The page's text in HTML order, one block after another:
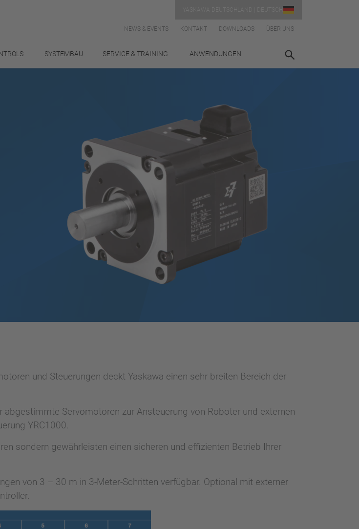
NEWS & EVENTS KONTAKT DOWNLOADS ÜBER UNS
SYSTEMBAU SERVICE & TRAINING ANWENDUNGEN
und Steuerungen deckt Yaskawa einen sehr breiten Bereich der
Servomotoren zur Ansteuerung von Roboter und externen
YRC1000.
sondern gewährleisten einen sicheren und effizienten Betrieb Ihrer
von 3 – 30 m in 3-Meter-Schritten verfügbar. Optional mit externer